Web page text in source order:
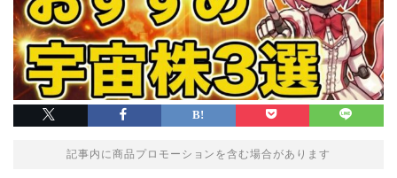
記事内に商品プロモーションを含む場合があります